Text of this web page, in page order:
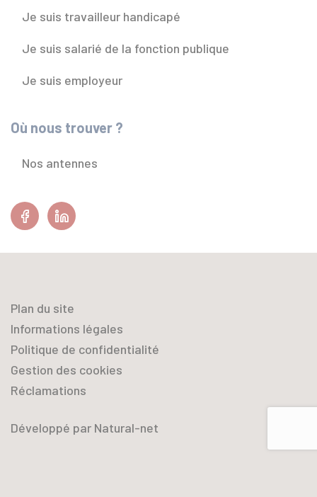
Je suis travailleur handicapé
Je suis salarié de la fonction publique
Je suis employeur
Où nous trouver ?
Nos antennes
FacebookLinkedin
Plan du site
Informations légales
Politique de confidentialité
Gestion des cookies
Réclamations
Développé par Natural-net